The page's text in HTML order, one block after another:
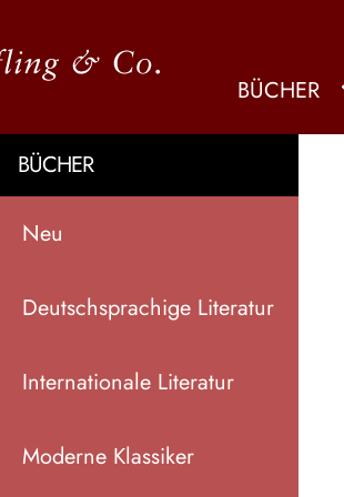
BÜCHER
BÜCHER
Neu
Deutschsprachige Literatur
Internationale Literatur
Moderne Klassiker